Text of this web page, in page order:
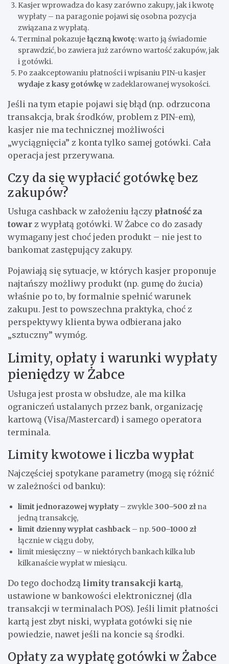
Kasjer wprowadza do kasy zarówno zakupy, jak i kwotę
wypłaty – na paragonie pojawi się osobna pozycja
związana z wypłatą.
Terminal pokazujełączną kwotę: warto ją świadomie
sprawdzić, bo zawiera już zarówno wartość zakupów, jak
i gotówki.
Po zaakceptowaniu płatności i wpisaniu PIN-u kasjer
wydaje z kasy gotówkę w zadeklarowanej wysokości.
Jeśli na tym etapie pojawi się błąd (np. odrzucona
transakcja, brak środków, problem z PIN-em),
kasjer nie ma technicznej możliwości
„wyciągnięcia” z konta tylko samej gotówki. Cała
operacja jest przerywana.
Czy da się wypłacić gotówkę bez
zakupów?
Usługa cashback w założeniu łączy płatność za
towar z wypłatą gotówki. W Żabce co do zasady
wymagany jest choć jeden produkt – nie jest to
bankomat zastępujący zakupy.
Pojawiają się sytuacje, w których kasjer proponuje
najtańszy możliwy produkt (np. gumę do żucia)
właśnie po to, by formalnie spełnić warunek
zakupu. Jest to powszechna praktyka, choć z
perspektywy klienta bywa odbierana jako
„sztuczny” wymóg.
Limity, opłaty i warunki wypłaty
pieniędzy w Żabce
Usługa jest prosta w obsłudze, ale ma kilka
ograniczeń ustalanych przez bank, organizację
kartową (Visa/Mastercard) i samego operatora
terminala.
Limity kwotowe i liczba wypłat
Najczęściej spotykane parametry (mogą się różnić
w zależności od banku):
limit jednorazowej wypłaty – zwykle 300–500 zł na
jedną transakcję,
limit dzienny wypłat cashback – np.500–1000 zł
łącznie w ciągu doby,
limit miesięczny – w niektórych bankach kilka lub
kilkanaście wypłat w miesiącu.
Do tego dochodzą limity transakcji kartą,
ustawione w bankowości elektronicznej (dla
transakcji w terminalach POS). Jeśli limit płatności
kartą jest zbyt niski, wypłata gotówki się nie
powiedzie, nawet jeśli na koncie są środki.
Opłaty za wypłatę gotówki w Żabce